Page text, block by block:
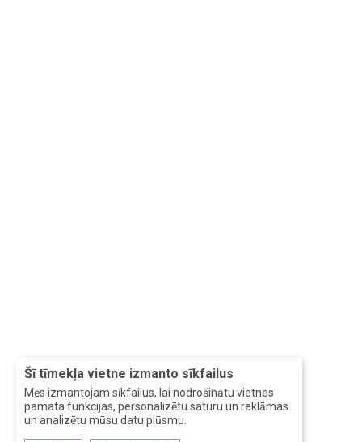
Šī tīmekļa vietne izmanto sīkfailus
Mēs izmantojam sīkfailus, lai nodrošinātu vietnes
pamata funkcijas, personalizētu saturu un reklāmas
un analizētu mūsu datu plūsmu.